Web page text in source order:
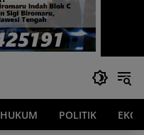
HUKUM POLITIK